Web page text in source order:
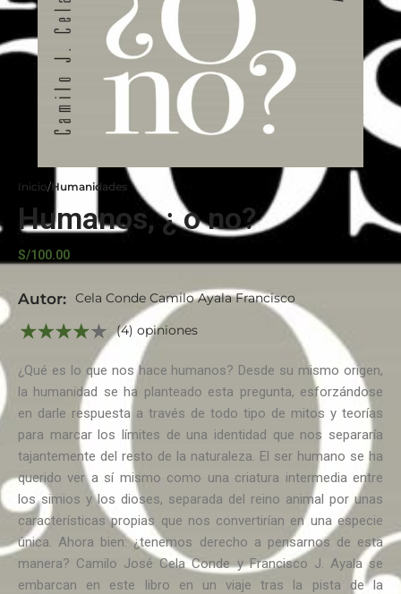
Inicio Humanidades
Humanos, ¿ o no?
S/100.00
Autor: Cela Conde Camilo Ayala Francisco
(4) opiniones
¿Qué es lo que nos hace humanos? Desde su mismo origen,
la humanidad se ha planteado esta pregunta, esforzándose
en darle respuesta a través de todo tipo de mitos y teorías
para marcar los límites de una identidad que nos separaría
tajantemente del resto de la naturaleza. El ser humano se ha
querido ver a sí mismo como una criatura intermedia entre
los simios y los dioses, separada del reino animal por unas
características propias que nos convertirían en una especie
única. Ahora bien: ¿tenemos derecho a pensarnos de esta
manera? Camilo José Cela Conde y Francisco J. Ayala se
embarcan en este libro en un viaje tras la pista de la